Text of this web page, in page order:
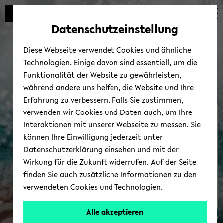
Automatische
vermeiden
zum
wechseln
zum
wechseln
zum
wechseln
Hoch­schul­sport
© Uni­ver­si­tät Bie­le­feld
Datenschutzeinstellung
Diese Webseite verwendet Cookies und ähnliche
Technologien. Einige davon sind essentiell, um die
Funktionalität der Website zu gewährleisten,
während andere uns helfen, die Website und Ihre
Erfahrung zu verbessern. Falls Sie zustimmen,
verwenden wir Cookies und Daten auch, um Ihre
Interaktionen mit unserer Webseite zu messen. Sie
können Ihre Einwilligung jederzeit unter
Datenschutzerklärung einsehen und mit der
Wirkung für die Zukunft widerrufen. Auf der Seite
finden Sie auch zusätzliche Informationen zu den
verwendeten Cookies und Technologien.
Alle akzeptieren